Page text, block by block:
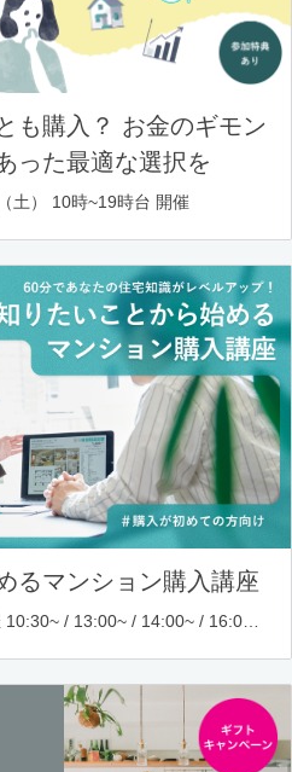
も購入？ お金のギモン
った最適な選択を
土） 10時~19時台 開催
るマンション購入講座